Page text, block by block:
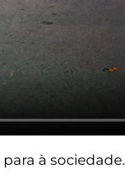
à sociedade.